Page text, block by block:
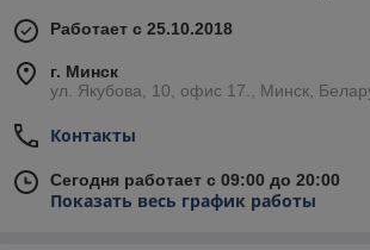
Работает с 25.10.2018
г. Минск
ул. Якубова, 10, офис 17., Минск,
Контакты
Сегодня работает с 09:00 до 20:00
Показать весь график работы